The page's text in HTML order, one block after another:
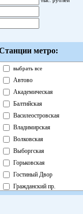
метро:
выбрать все
Автово
Академическая
Балтийская
Василеостровская
Владимирская
Волковская
Выборгская
Горьковская
Гостиный Двор
Гражданский пр.